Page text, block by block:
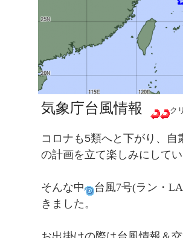
気象庁台風情報 ク
コロナも5類へと下がり、
の計画を立て楽しみにして
そんな中 台風7号(ラン・
きました。